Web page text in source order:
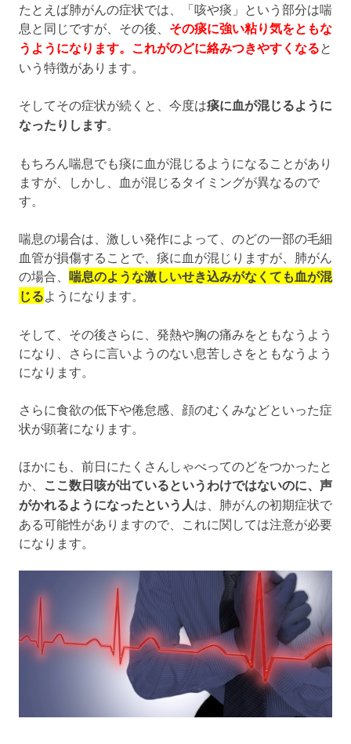
たとえば肺がんの症状では、「咳や痰」という部分は喘
息と同じですが、その後、 その痰に強い粘り気をともな
うようになります。これがのどに絡みつきやすくなると
いう特徴があります。
そしてその症状が続くと、今度は痰に血が混じるように
なったりします。
もちろん喘息でも痰に血が混じるようになることがあり
ますが、しかし、血が混じるタイミングが異なるので
す。
喘息の場合は、激しい発作によって、のどの一部の毛細
血管が損傷することで、痰に血が混じりますが、肺がん
の場合、 喘息のような激しいせき込みがなくても血が混
じるようになります。
そして、その後さらに、発熱や胸の痛みをともなうよう
になり、さらに言いようのない息苦しさをともなうよう
になります。
さらに食欲の低下や倦怠感、顔のむくみなどといった症
状が顕著になります。
ほかにも、前日にたくさんしゃべってのどをつかったと
か、 ここ数日咳が出ているというわけではないのに、声
がかれるようになったという人は、肺がんの初期症状で
ある可能性がありますので、これに関しては注意が必要
になります。